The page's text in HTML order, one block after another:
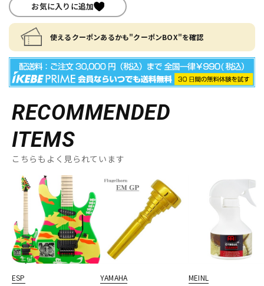
お気に入りに追加
使えるクーポンあるかも"クーポンBOX"を確認
RECOMMENDED
ITEMS
こちらもよく見られています
ESP
YAMAHA
MEINL